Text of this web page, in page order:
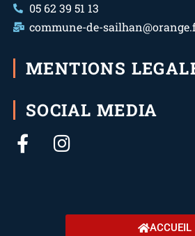
05 62 39 51 13
commune-de-
MENTIONS
SOCIAL MEDIA
ACCUEIL